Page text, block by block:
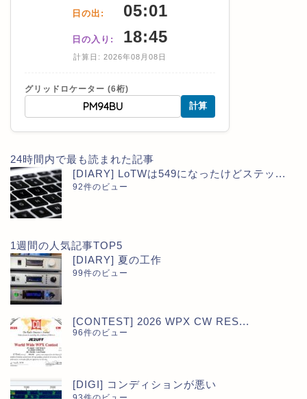
日の出: 05:01
日の入り: 18:45
計算日: 2026年08月08日
グリッドロケーター (6桁)
計算
24時間内で最も読まれた記事
[DIARY] LoTWは549になったけどステッ...
92件のビュー
1週間の人気記事TOP5
[DIARY] 夏の工作
99件のビュー
[CONTEST] 2026 WPX CW RES...
96件のビュー
[DIGI] コンディションが悪い